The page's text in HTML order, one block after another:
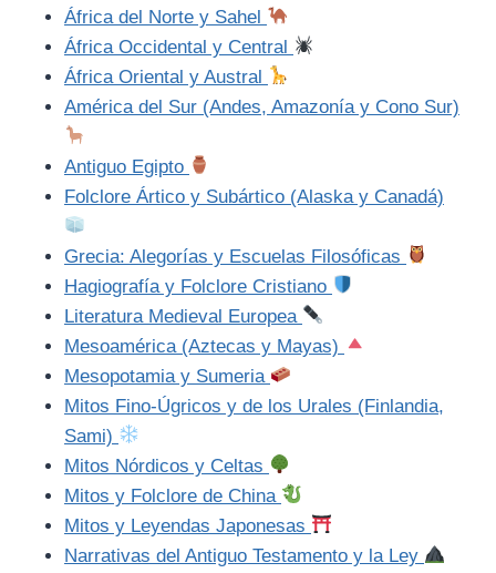
África del Norte y Sahel
África Occidental y Central
África Oriental y Austral
América del Sur (Andes, Amazonía y Cono Sur)
Antiguo Egipto
Folclore Ártico y Subártico (Alaska y Canadá)
Grecia: Alegorías y Escuelas Filosóficas
Hagiografía y Folclore Cristiano
Literatura Medieval Europea
Mesoamérica (Aztecas y Mayas)
Mesopotamia y Sumeria
Mitos Fino-Úgricos y de los Urales (Finlandia,
Sami)
Mitos Nórdicos y Celtas
Mitos y Folclore de China
Mitos y Leyendas Japonesas
Narrativas del Antiguo Testamento y la Ley